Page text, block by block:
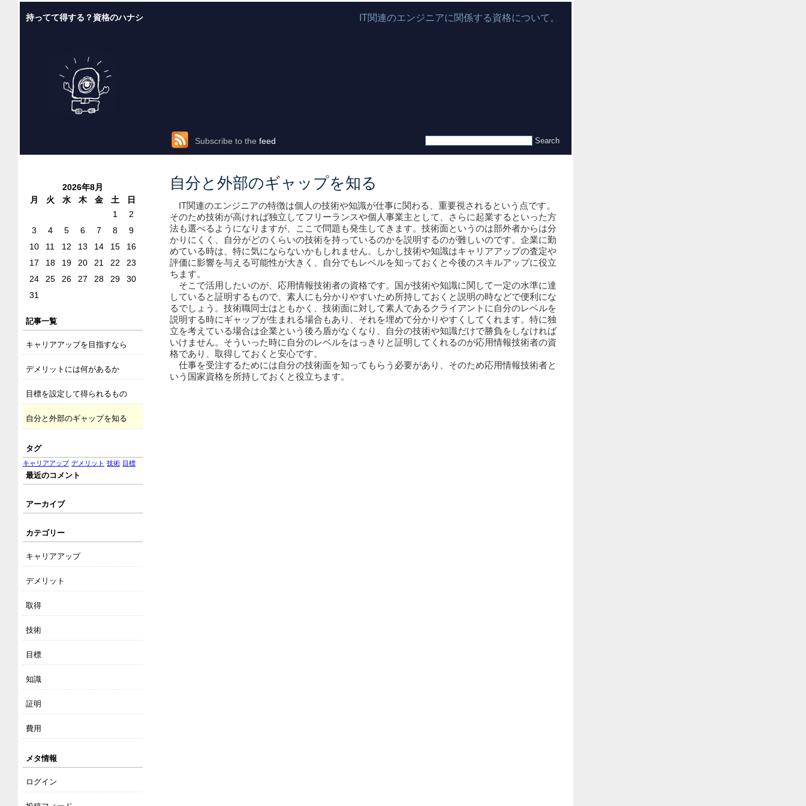
持ってて得する？資格のハナシ IT関連のエンジニアに関係する資格について。
Subscribe to the feed
2026年8月
月
火 水 木 金 土
日
1
2
3
4 5 6 7 8
9
10
11 12 13 14 15
16
17
18 19 20 21 22
23
24
25 26 27 28 29
30
31
記事一覧
キャリアアップを目指すなら
デメリットには何があるか
目標を設定して得られるもの
自分と外部のギャップを知る
タグ
キャリアアップ デメリット 技術 目標
最近のコメント
アーカイブ
カテゴリー
キャリアアップ
デメリット
取得
技術
目標
知識
証明
費用
メタ情報
ログイン
自分と外部のギャップを知る
IT関連のエンジニアの特徴は個人の技術や知識が仕事に関わる、重要視されるという点です。
そのため技術が高ければ独立してフリーランスや個人事業主として、さらに起業するといった方
法も選べるようになりますが、ここで問題も発生してきます。技術面というのは部外者からは分
かりにくく、自分がどのくらいの技術を持っているのかを説明するのが難しいのです。企業に勤
めている時は、特に気にならないかもしれません。しかし技術や知識はキャリアアップの査定や
評価に影響を与える可能性が大きく、自分でもレベルを知っておくと今後のスキルアップに役立
ちます。
そこで活用したいのが、応用情報技術者の資格です。国が技術や知識に関して一定の水準に達
していると証明するもので、素人にも分かりやすいため所持しておくと説明の時などで便利にな
るでしょう。技術職同士はともかく、技術面に対して素人であるクライアントに自分のレベルを
説明する時にギャップが生まれる場合もあり、それを埋めて分かりやすくしてくれます。特に独
立を考えている場合は企業という後ろ盾がなくなり、自分の技術や知識だけで勝負をしなければ
いけません。そういった時に自分のレベルをはっきりと証明してくれるのが応用情報技術者の資
格であり、取得しておくと安心です。
仕事を受注するためには自分の技術面を知ってもらう必要があり、そのため応用情報技術者と
いう国家資格を所持しておくと役立ちます。